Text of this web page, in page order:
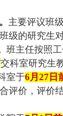
主要评议班
级的研究生
班主任按照
交科室研究生
室于6月27日
评价，评价